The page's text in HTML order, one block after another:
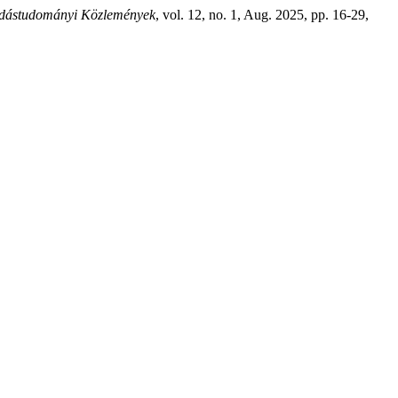
Közlemények, vol. 12, no. 1, Aug. 2025, pp. 16-29,